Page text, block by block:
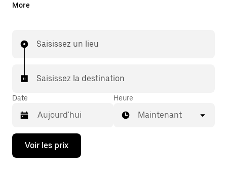
maintenant disponibles dans l'application. Uber Taxi :
More
Saisissez un lieu
Saisissez la destination
Date
Appuyez
la
Heure
Maintenant
Voir les prix